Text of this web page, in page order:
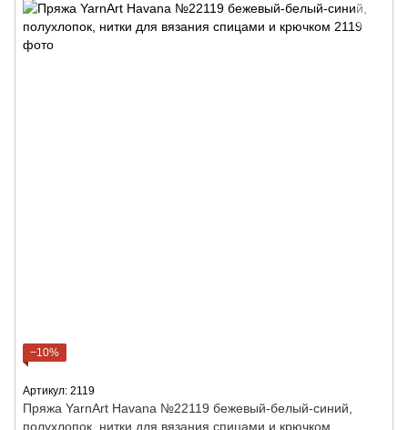
−10%
Артикул: 2119
Пряжа YarnArt Havana №22119 бежевый-белый-синий,
полухлопок, нитки для вязания спицами и крючком